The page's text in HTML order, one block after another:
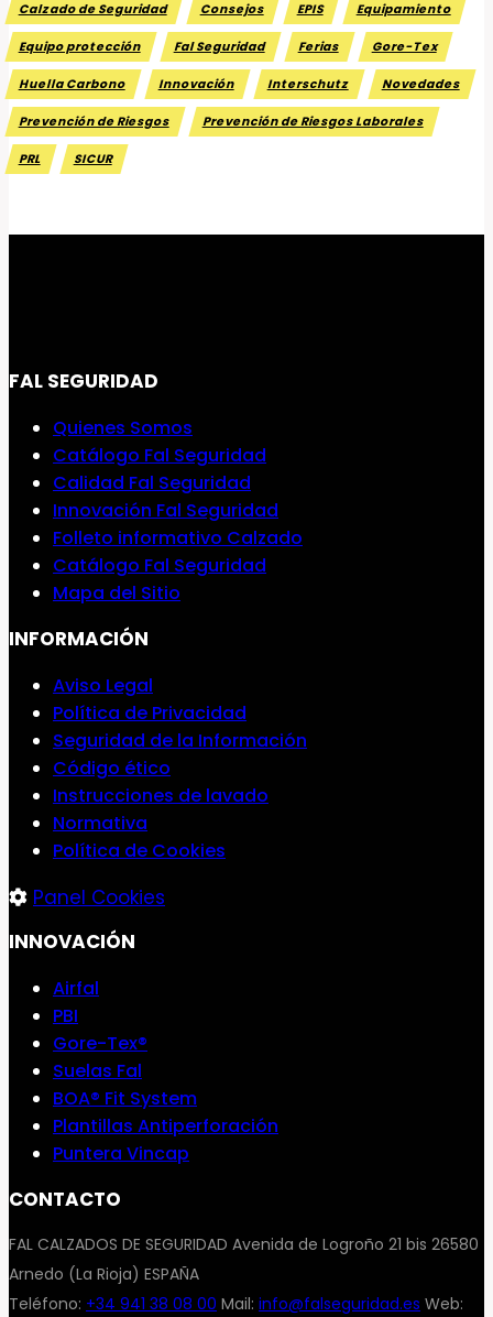
Calzado de Seguridad Consejos EPIS Equipamiento
Equipo protección Fal Seguridad Ferias Gore-Tex
Huella Carbono Innovación Interschutz Novedades
Prevención de Riesgos Prevención de Riesgos Laborales
PRL SICUR
FAL SEGURIDAD
Quienes Somos
Catálogo Fal Seguridad
Calidad Fal Seguridad
Innovación Fal Seguridad
Folleto informativo Calzado
Catálogo Fal Seguridad
Mapa del Sitio
INFORMACIÓN
Aviso Legal
Política de Privacidad
Seguridad de la Información
Código ético
Instrucciones de lavado
Normativa
Política de Cookies
Panel Cookies
INNOVACIÓN
Airfal
PBI
Gore-Tex®
Suelas Fal
BOA® Fit System
Plantillas Antiperforación
Puntera Vincap
CONTACTO
FAL CALZADOS DE SEGURIDAD Avenida de Logroño 21 bis 26580
Arnedo (La Rioja) ESPAÑA
Teléfono: +34 941 38 08 00 Mail: info@falseguridad.es Web: